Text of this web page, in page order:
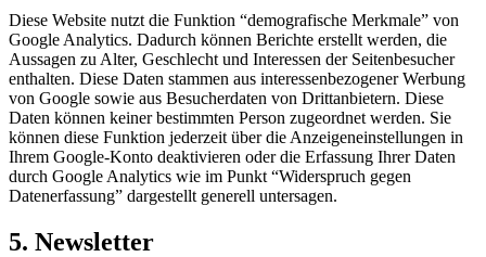
Diese Website nutzt die Funktion “demografische Merkmale” von
Google Analytics. Dadurch können Berichte erstellt werden, die
Aussagen zu Alter, Geschlecht und Interessen der Seitenbesucher
enthalten. Diese Daten stammen aus interessenbezogener Werbung
von Google sowie aus Besucherdaten von Drittanbietern. Diese
Daten können keiner bestimmten Person zugeordnet werden. Sie
können diese Funktion jederzeit über die Anzeigeneinstellungen in
Ihrem Google-Konto deaktivieren oder die Erfassung Ihrer Daten
durch Google Analytics wie im Punkt “Widerspruch gegen
Datenerfassung” dargestellt generell untersagen.
5. Newsletter